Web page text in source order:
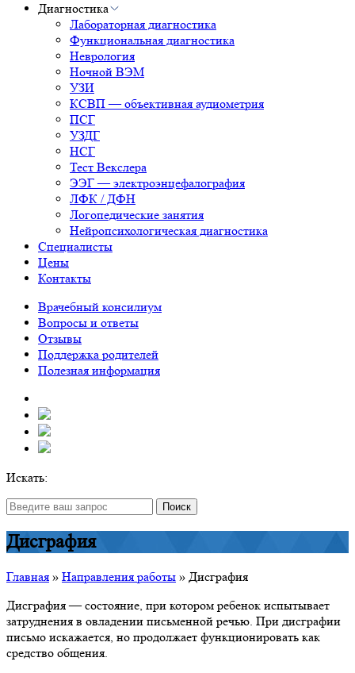
Диагностика
Лабораторная диагностика
Функциональная диагностика
Неврология
Ночной ВЭМ
УЗИ
КСВП — объективная аудиометрия
ПСГ
УЗДГ
НСГ
Тест Векслера
ЭЭГ — электроэнцефалография
ЛФК / ДФН
Логопедические занятия
Нейропсихологическая диагностика
Специалисты
Цены
Контакты
Врачебный консилиум
Вопросы и ответы
Отзывы
Поддержка родителей
Полезная информация
Искать:
Поиск
Дисграфия
Главная » Направления работы » Дисграфия
Дисграфия — состояние, при котором ребенок испытывает
затруднения в овладении письменной речью. При дисграфии
письмо искажается, но продолжает функционировать как
средство общения.